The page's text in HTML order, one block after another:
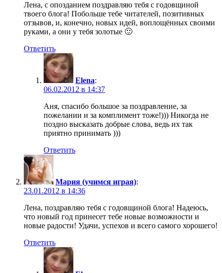
Лена, с опозданием поздравляю тебя с годовщиной
твоего блога! Побольше тебе читателей, позитивных
отзывов, и, конечно, новых идей, воплощённых своими
руками, а они у тебя золотые 🙂
Ответить
Elena:
06.02.2012 в 14:37
Аня, спасибо большое за поздравление, за
пожелании и за комплимент тоже!))) Никогда не
поздно высказать добрые слова, ведь их так
приятно принимать )))
Ответить
Мария (учимся играя):
23.01.2012 в 14:36
Лена, поздравляю тебя с годовщиной блога! Надеюсь,
что новый год принесет тебе новые возможности и
новые радости! Удачи, успехов и всего самого хорошего!
Ответить